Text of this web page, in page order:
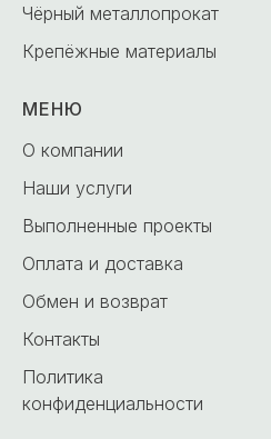
Чёрный металлопрокат
Крепёжные материалы
МЕНЮ
О компании
Наши услуги
Выполненные проекты
Оплата и доставка
Обмен и возврат
Контакты
Политика
конфиденциальности